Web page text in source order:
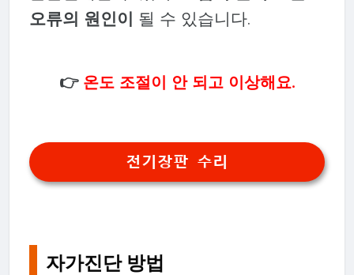
오류의 원인이 될 수 있습니다.
👉 온도 조절이 안 되고 이상해요.
전기장판 수리
자가진단 방법